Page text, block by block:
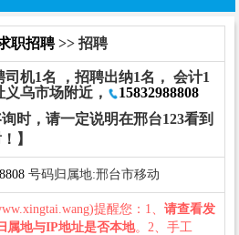
职招聘>> 招聘
司机1名 ，招聘出纳1名， 会计1
乌市场附近，
15832988808
询时，请一定说明在邢台123看到
】
号码归属地:邢台市移动
提醒您：1、 请查看发
属地与IP地址是否本地。2、手工